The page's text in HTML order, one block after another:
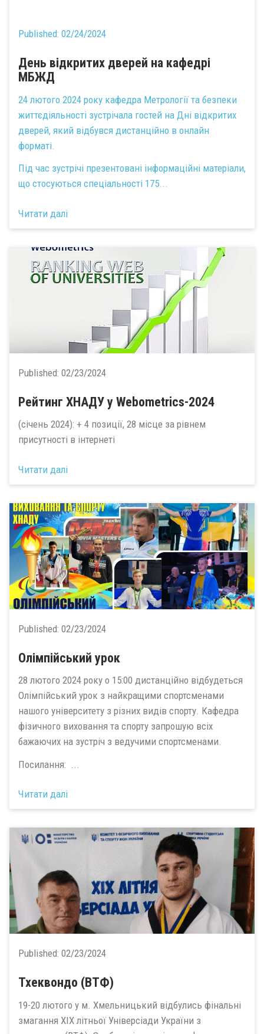
Published: 02/24/2024
День відкритих дверей на кафедрі
МБЖД
24 лютого 2024 року кафедра Метрології та безпеки
життєдіяльності зустрічала гостей на Дні відкритих
дверей, який відбувся дистанційно в онлайн
форматі.
Під час зустрічі презентовані інформаційні матеріали,
що стосуються спеціальності 175...
Читати далі
Published: 02/23/2024
Рейтинг ХНАДУ у Webometrics-2024
(січень 2024): + 4 позиції, 28 місце за рівнем
присутності в інтернеті
Читати далі
Published: 02/23/2024
Олімпійський урок
28 лютого 2024 року о 15:00 дистанційно відбудеться
Олімпійський урок з найкращими спортсменами
нашого університету з різних видів спорту. Кафедра
фізичного виховання та спорту запрошую всіх
бажаючих на зустріч з ведучими спортсменами.
Посилання: ...
Читати далі
Published: 02/23/2024
Тхеквондо (ВТФ)
19-20 лютого у м. Хмельницький відбулись фінальні
змагання ХІХ літньої Універсіади України з